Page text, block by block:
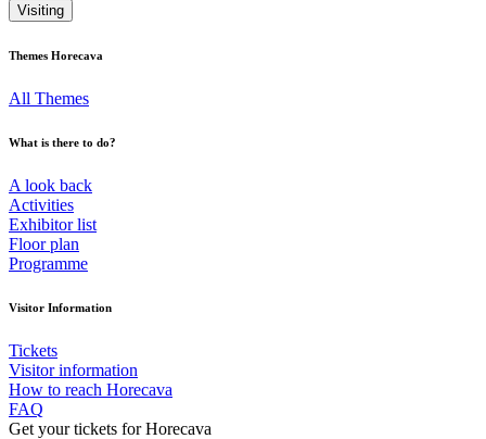
Visiting
Themes Horecava
All Themes
What is there to do?
A look back
Activities
Exhibitor list
Floor plan
Programme
Visitor Information
Tickets
Visitor information
How to reach Horecava
FAQ
Get your tickets for Horecava